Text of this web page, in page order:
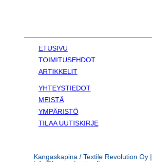
ETUSIVU
TOIMITUSEHDOT
ARTIKKELIT
YHTEYSTIEDOT
MEISTÄ
YMPÄRISTÖ
TILAA UUTISKIRJE
Kangaskapina / Textile Revolution Oy |